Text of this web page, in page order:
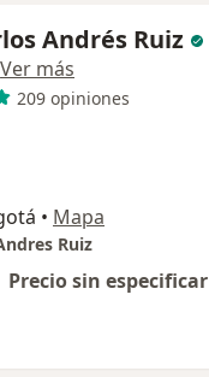
Andrés Ruiz
Ver más
209 opiniones
• Mapa
Ruiz
Precio sin especificar